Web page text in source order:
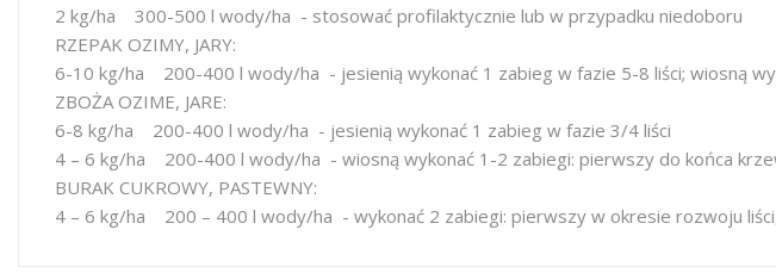
2 kg/ha 300-500 l wody/ha - stosować profilaktycznie lub w przypadku niedoboru
RZEPAK OZIMY, JARY:
6-10 kg/ha 200-400 l wody/ha - jesienią wykonać 1 zabieg w fazie 5-8 liści; wiosną
ZBOŻA OZIME, JARE:
6-8 kg/ha 200-400 l wody/ha - jesienią wykonać 1 zabieg w fazie 3/4 liści
4 – 6 kg/ha 200-400 l wody/ha - wiosną wykonać 1-2 zabiegi: pierwszy do końca
BURAK CUKROWY, PASTEWNY:
4 – 6 kg/ha 200 – 400 l wody/ha - wykonać 2 zabiegi: pierwszy w okresie rozwoju